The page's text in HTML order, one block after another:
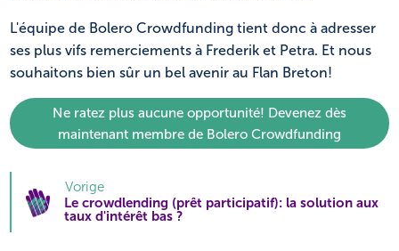
L'équipe de Bolero Crowdfunding tient donc à adresser
ses plus vifs remerciements à Frederik et Petra. Et nous
souhaitons bien sûr un bel avenir au Flan Breton!
Ne ratez plus aucune opportunité! Devenez dès
maintenant membre de Bolero Crowdfunding
Vorige
Le crowdlending (prêt participatif): la solution aux
taux d'intérêt bas ?